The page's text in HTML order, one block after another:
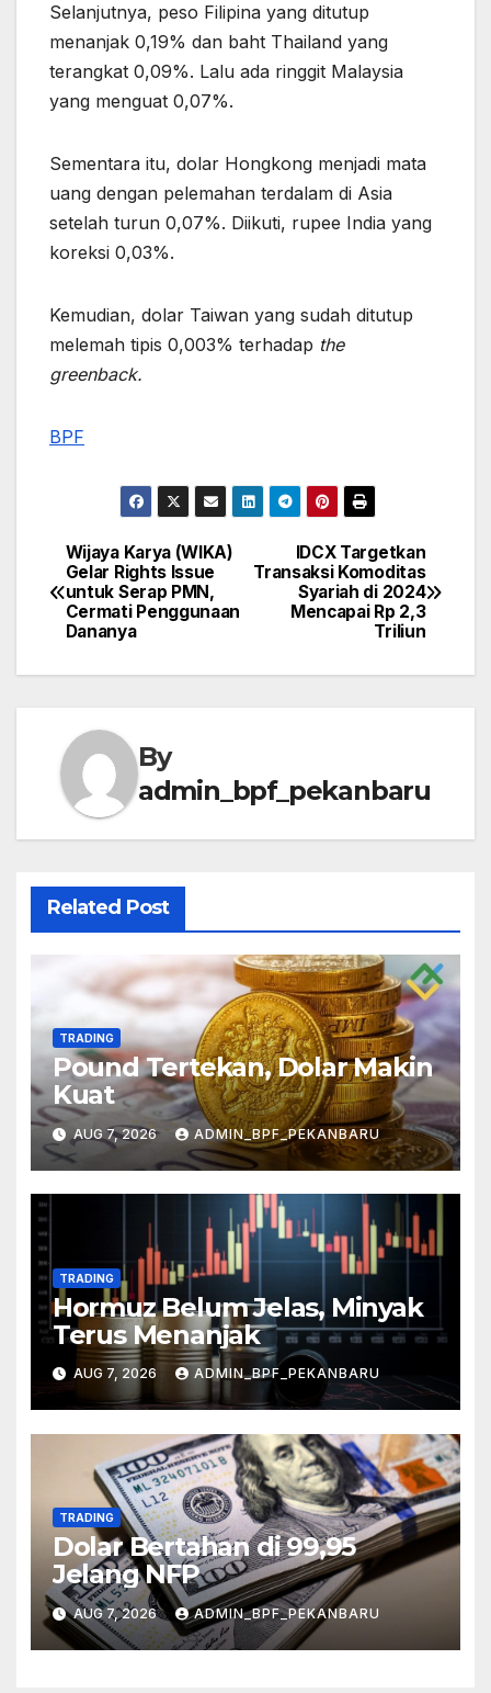
Selanjutnya, peso Filipina yang ditutup
menanjak 0,19% dan baht Thailand yang
terangkat 0,09%. Lalu ada ringgit Malaysia
yang menguat 0,07%.
Sementara itu, dolar Hongkong menjadi mata
uang dengan pelemahan terdalam di Asia
setelah turun 0,07%. Diikuti, rupee India yang
koreksi 0,03%.
Kemudian, dolar Taiwan yang sudah ditutup
melemah tipis 0,003% terhadap the
greenback.
BPF
Post
navigation
IDCX Targetkan
Transaksi Komoditas
Syariah di 2024
Mencapai Rp 2,3
Triliun
Wijaya Karya (WIKA)
Gelar Rights Issue
untuk Serap PMN,
Cermati Penggunaan
Dananya
By
admin_bpf_pekanbaru
Related Post
TRADING
Pound Tertekan, Dolar Makin
Kuat
AUG 7, 2026 ADMIN_BPF_PEKANBARU
TRADING
Hormuz Belum Jelas, Minyak
Terus Menanjak
AUG 7, 2026 ADMIN_BPF_PEKANBARU
TRADING
Dolar Bertahan di 99,95
Jelang NFP
AUG 7, 2026 ADMIN_BPF_PEKANBARU